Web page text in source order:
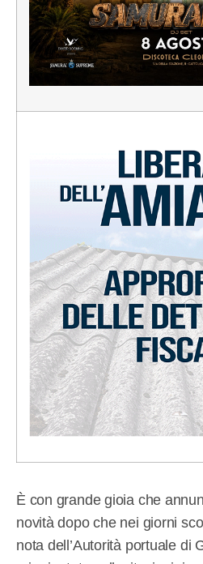
È con grande gioia che
novità dopo che nei giorni
nota dell’Autorità portuale di